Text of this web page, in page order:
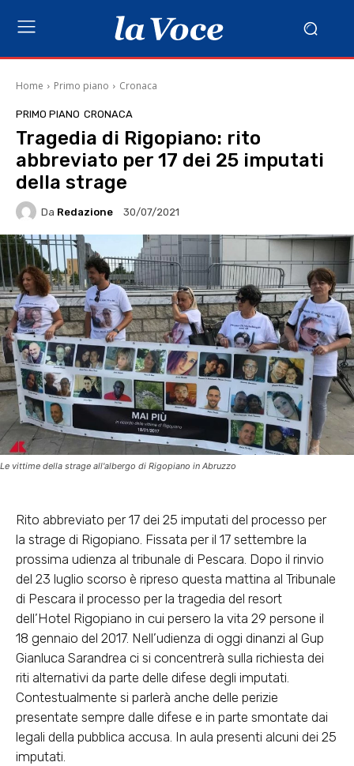
Home Primo piano Cronaca
PRIMO PIANO CRONACA
Tragedia di Rigopiano: rito
abbreviato per 17 dei 25 imputati
della strage
Da Redazione 30/07/2021
Le vittime della strage all'albergo di Rigopiano in Abruzzo
Rito abbreviato per 17 dei 25 imputati del processo per
la strage di Rigopiano. Fissata per il 17 settembre la
prossima udienza al tribunale di Pescara. Dopo il rinvio
del 23 luglio scorso è ripreso questa mattina al Tribunale
di Pescara il processo per la tragedia del resort
dell’Hotel Rigopiano in cui persero la vita 29 persone il
18 gennaio del 2017. Nell’udienza di oggi dinanzi al Gup
Gianluca Sarandrea ci si concentrerà sulla richiesta dei
riti alternativi da parte delle difese degli imputati.
Contestualmente si parlerà anche delle perizie
presentate sempre dalle difese e in parte smontate dai
legali della pubblica accusa. In aula presenti alcuni dei 25
imputati.